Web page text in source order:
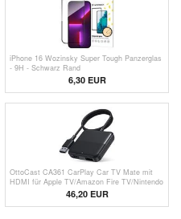
iPhone 16 Wozinsky Super Tough Panzerglas
- 9H - Schwarz Rand
6,30 EUR
OttoCast CA361 CarPlay Car TV Mate mit
HDMI für Apple TV/Amazon Fire TV/Nintendo
46,20 EUR